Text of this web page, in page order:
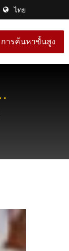
ไทย
การค้นหาขั้นสูง